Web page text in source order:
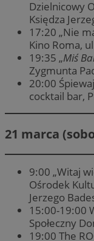
Dzielnicowy
Księdza
17:20 „Nie
Kino Roma,
19:35 „Miś
Zygmunta
20:00
cocktail bar,
21 marca
9:00 „Witaj
Ośrodek
Jerzego
15:00-19:00
Społeczny
19:00 The